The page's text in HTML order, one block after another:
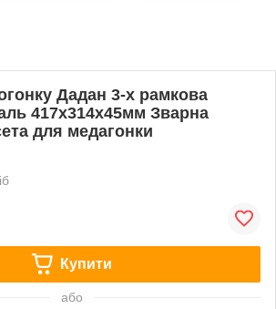
Дадан 3-х рамкова
417х314х45мм Зварна
для медагонки
Купити
або